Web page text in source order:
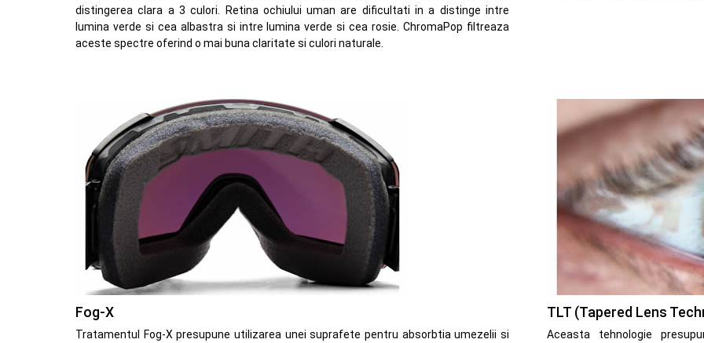
distingerea clara a 3 culori. Retina ochiului uman are dificultati in a distinge intre
lumina verde si cea albastra si intre lumina verde si cea rosie. ChromaPop filtreaza
aceste spectre oferind o mai buna claritate si culori naturale.
Fog-X
Tratamentul Fog-X presupune utilizarea unei suprafete pentru absorbtia umezelii si
TLT (Tapered Lens
Aceasta tehnologie